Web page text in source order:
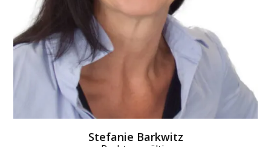
Stefanie Barkwitz